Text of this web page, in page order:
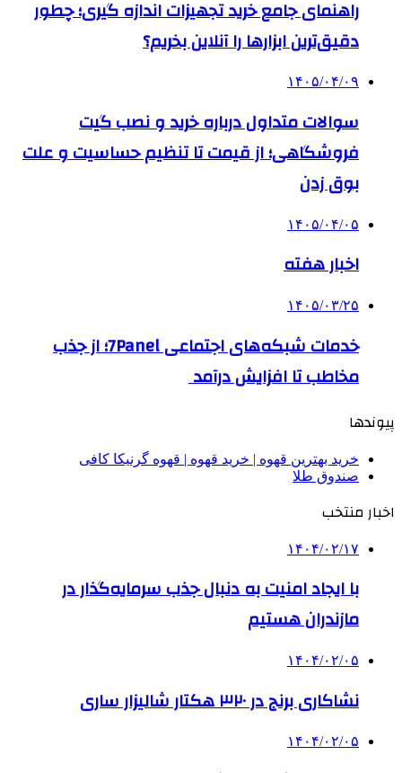
راهنمای جامع خرید تجهیزات اندازه گیری؛ چطور
دقیق‌ترین ابزارها را آنلاین بخریم؟
۱۴۰۵/۰۴/۰۹
سوالات متداول درباره خرید و نصب گیت
فروشگاهی؛ از قیمت تا تنظیم حساسیت و علت
بوق زدن
۱۴۰۵/۰۴/۰۵
اخبار هفته
۱۴۰۵/۰۳/۲۵
خدمات شبکه‌های اجتماعی 7Panel؛ از جذب
مخاطب تا افزایش درآمد
پیوندها
خرید بهترین قهوه | خرید قهوه | قهوه گرنیکا کافی
صندوق طلا
اخبار منتخب
۱۴۰۴/۰۲/۱۷
با ایجاد امنیت به دنبال جذب سرمایه‌گذار در
مازندران هستیم
۱۴۰۴/۰۲/۰۵
نشاکاری برنج در ۳۲۰ هکتار شالیزار ساری
۱۴۰۴/۰۲/۰۵